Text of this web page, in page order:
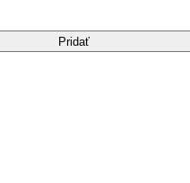
Pridať